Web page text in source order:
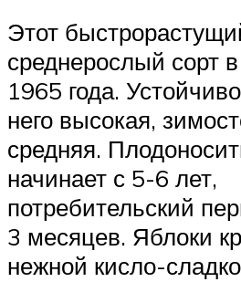
Этот
среднерослый сорт
1965 года.
него высокая,
средняя.
начинает с 5-6 лет,
потребительский
3 месяцев. Яблоки
нежной кисло-